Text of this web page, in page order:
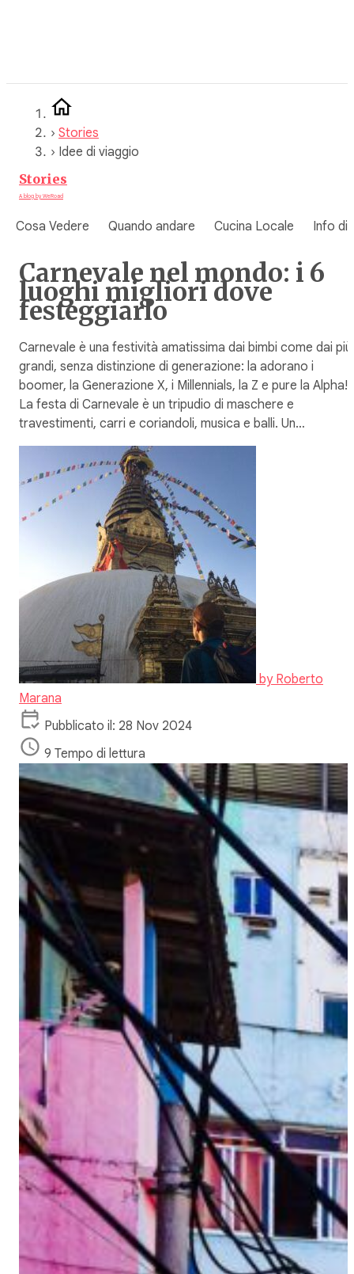
› Stories
› Idee di viaggio
Stories
A blog by WeRoad
Cosa Vedere Quando andare Cucina Locale Info di
Carnevale nel mondo: i 6
luoghi migliori dove
festeggiarlo
Carnevale è una festività amatissima dai bimbi come dai più
grandi, senza distinzione di generazione: la adorano i
boomer, la Generazione X, i Millennials, la Z e pure la Alpha!
La festa di Carnevale è un tripudio di maschere e
travestimenti, carri e coriandoli, musica e balli. Un…
by Roberto
Marana
Pubblicato il: 28 Nov 2024
9 Tempo di lettura